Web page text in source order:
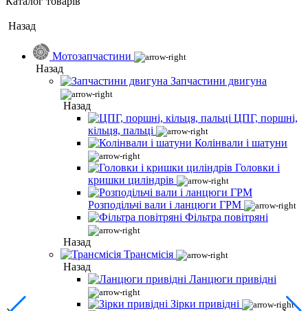
Назад
Мотозапчастини
Назад
Запчастини двигуна
Назад
ЦПГ, поршні,
кільця, пальці
Колінвали і шатуни
Головки і
кришки циліндрів
Розподільчі вали і ланцюги ГРМ
Фільтра повітряні
Назад
Трансмісія
Назад
Ланцюги привідні
Зірки привідні